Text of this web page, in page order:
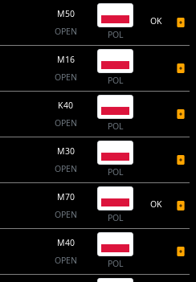
M50
OPEN
POL
OK
M16
OPEN
POL
K40
OPEN
POL
M30
OPEN
POL
M70
OPEN
POL
OK
M40
OPEN
POL